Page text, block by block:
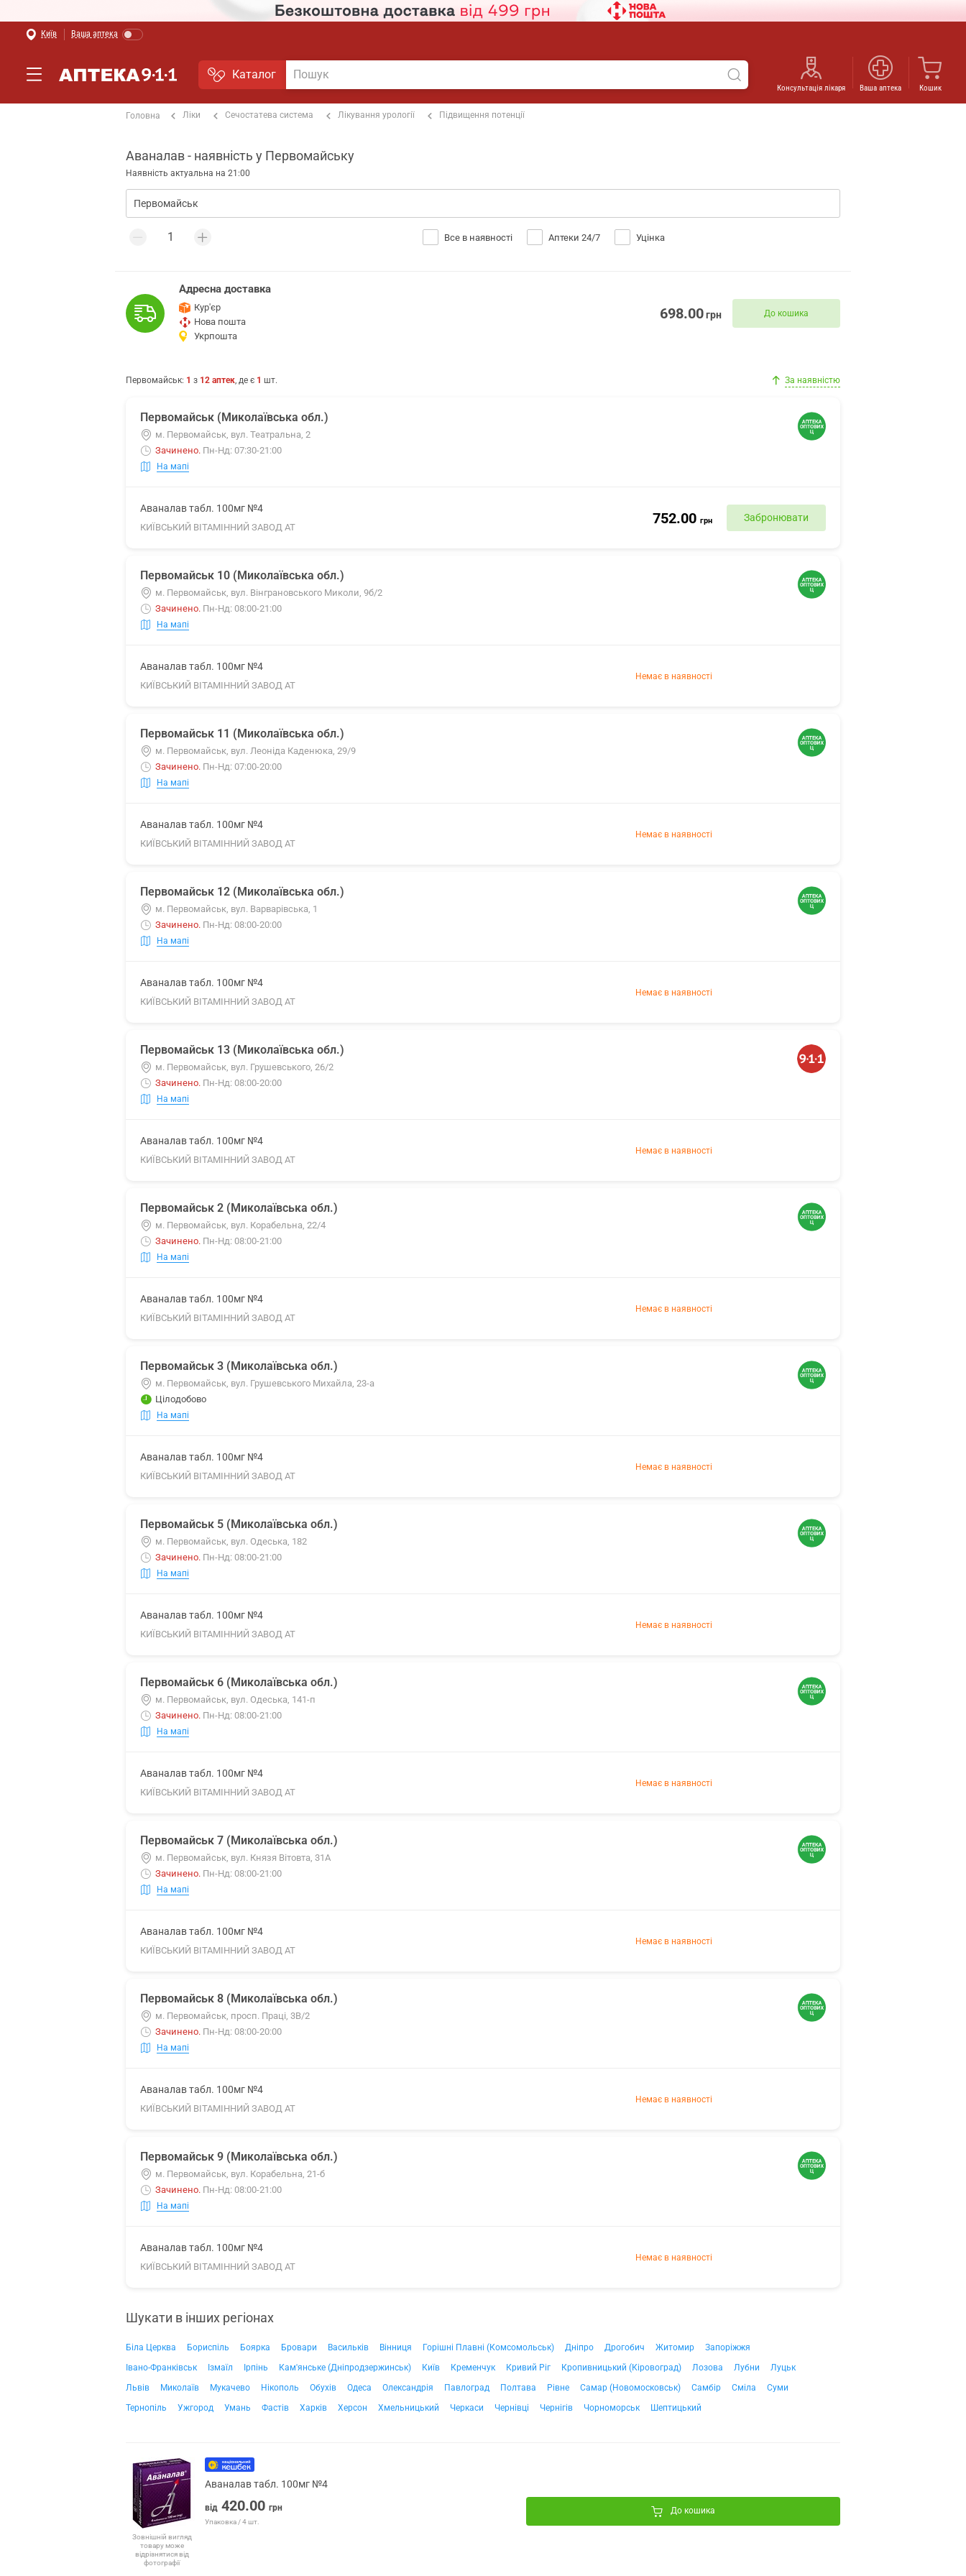
Київ Ваша аптека
Каталог
Консультація лікаря Ваша аптека Кошик
Головна Ліки Сечостатева система Лікування урології Підвищення потенції
Аваналав - наявність у Первомайську
Наявність актуальна на 21:00
Все в наявності Аптеки 24/7 Уцінка
Адресна доставка
Кур'єр
Нова пошта
Укрпошта
698.00грн До кошика
Первомайськ: 1 з 12 аптек, де є 1 шт. За наявністю
Первомайськ (Миколаївська обл.)
м. Первомайськ, вул. Театральна, 2
Зачинено. Пн-Нд: 07:30-21:00
На мапі
Аваналав табл. 100мг №4
КИЇВСЬКИЙ ВІТАМІННИЙ ЗАВОД АТ
752.00 грн Забронювати
Первомайськ 10 (Миколаївська обл.)
м. Первомайськ, вул. Вінграновського Миколи, 9б/2
Зачинено. Пн-Нд: 08:00-21:00
На мапі
Аваналав табл. 100мг №4
КИЇВСЬКИЙ ВІТАМІННИЙ ЗАВОД АТ
Немає в наявності
Первомайськ 11 (Миколаївська обл.)
м. Первомайськ, вул. Леоніда Каденюка, 29/9
Зачинено. Пн-Нд: 07:00-20:00
На мапі
Аваналав табл. 100мг №4
КИЇВСЬКИЙ ВІТАМІННИЙ ЗАВОД АТ
Немає в наявності
Первомайськ 12 (Миколаївська обл.)
м. Первомайськ, вул. Варварівська, 1
Зачинено. Пн-Нд: 08:00-20:00
На мапі
Аваналав табл. 100мг №4
КИЇВСЬКИЙ ВІТАМІННИЙ ЗАВОД АТ
Немає в наявності
Первомайськ 13 (Миколаївська обл.)
м. Первомайськ, вул. Грушевського, 26/2
Зачинено. Пн-Нд: 08:00-20:00
На мапі
Аваналав табл. 100мг №4
КИЇВСЬКИЙ ВІТАМІННИЙ ЗАВОД АТ
Немає в наявності
Первомайськ 2 (Миколаївська обл.)
м. Первомайськ, вул. Корабельна, 22/4
Зачинено. Пн-Нд: 08:00-21:00
На мапі
Аваналав табл. 100мг №4
КИЇВСЬКИЙ ВІТАМІННИЙ ЗАВОД АТ
Немає в наявності
Первомайськ 3 (Миколаївська обл.)
м. Первомайськ, вул. Грушевського Михайла, 23-а
Цілодобово
На мапі
Аваналав табл. 100мг №4
КИЇВСЬКИЙ ВІТАМІННИЙ ЗАВОД АТ
Немає в наявності
Первомайськ 5 (Миколаївська обл.)
м. Первомайськ, вул. Одеська, 182
Зачинено. Пн-Нд: 08:00-21:00
На мапі
Аваналав табл. 100мг №4
КИЇВСЬКИЙ ВІТАМІННИЙ ЗАВОД АТ
Немає в наявності
Первомайськ 6 (Миколаївська обл.)
м. Первомайськ, вул. Одеська, 141-п
Зачинено. Пн-Нд: 08:00-21:00
На мапі
Аваналав табл. 100мг №4
КИЇВСЬКИЙ ВІТАМІННИЙ ЗАВОД АТ
Немає в наявності
Первомайськ 7 (Миколаївська обл.)
м. Первомайськ, вул. Князя Вітовта, 31А
Зачинено. Пн-Нд: 08:00-21:00
На мапі
Аваналав табл. 100мг №4
КИЇВСЬКИЙ ВІТАМІННИЙ ЗАВОД АТ
Немає в наявності
Первомайськ 8 (Миколаївська обл.)
м. Первомайськ, просп. Праці, 3В/2
Зачинено. Пн-Нд: 08:00-20:00
На мапі
Аваналав табл. 100мг №4
КИЇВСЬКИЙ ВІТАМІННИЙ ЗАВОД АТ
Немає в наявності
Первомайськ 9 (Миколаївська обл.)
м. Первомайськ, вул. Корабельна, 21-б
Зачинено. Пн-Нд: 08:00-21:00
На мапі
Аваналав табл. 100мг №4
КИЇВСЬКИЙ ВІТАМІННИЙ ЗАВОД АТ
Немає в наявності
Шукати в інших регіонах
Біла Церква Бориспіль Боярка Бровари Васильків Вінниця Горішні Плавні (Комсомольськ) Дніпро Дрогобич Житомир
Запоріжжя
Івано-Франківськ
Ізмаїл Ірпінь Кам'янське (Дніпродзержинськ) Київ Кременчук Кривий Ріг Кропивницький (Кіровоград) Лозова Лубни
Луцьк
Львів
Миколаїв Мукачево Нікополь Обухів Одеса Олександрія Павлоград Полтава Рівне Самар (Новомосковськ) Самбір Сміла
Суми
Тернопіль
Ужгород Умань Фастів Харків Херсон Хмельницький Черкаси Чернівці Чернігів Чорноморськ Шептицький
Зовнішній вигляд
товару може
відрізнятися від
фотографії
Аваналав табл. 100мг №4
від 420.00 грн
Упаковка / 4 шт.
До кошика